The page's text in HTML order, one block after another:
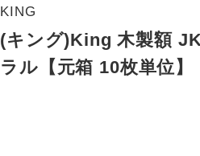
KING
(キング)King 木製額
ラル【元箱 10枚単位】